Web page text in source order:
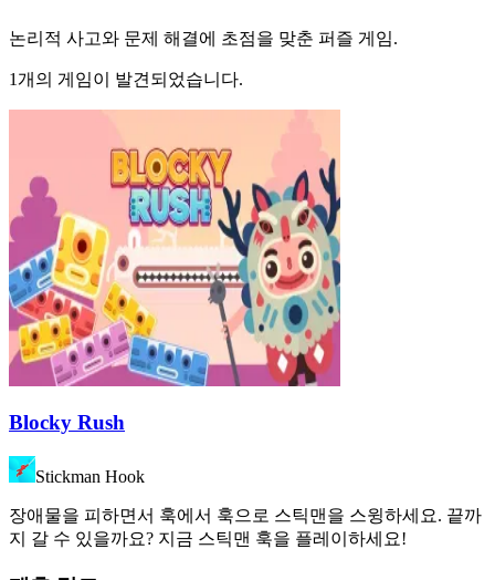
논리적 사고와 문제 해결에 초점을 맞춘 퍼즐 게임.
1개의 게임이 발견되었습니다.
Blocky Rush
Stickman Hook
장애물을 피하면서 훅에서 훅으로 스틱맨을 스윙하세요. 끝까
지 갈 수 있을까요? 지금 스틱맨 훅을 플레이하세요!